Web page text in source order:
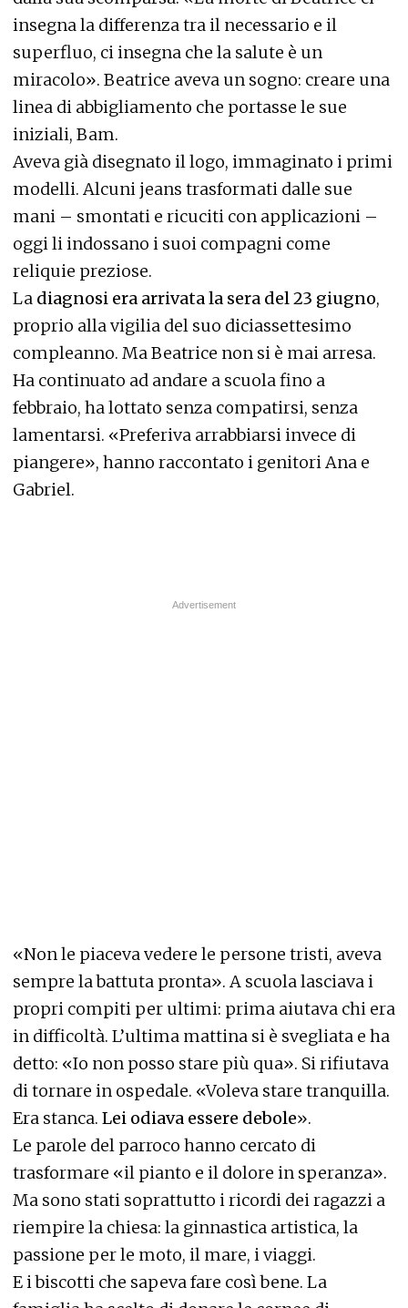
insegna la differenza tra il necessario e il
superfluo, ci insegna che la salute è un
miracolo». Beatrice aveva un sogno: creare una
linea di abbigliamento che portasse le sue
iniziali, Bam.
Aveva già disegnato il logo, immaginato i primi
modelli. Alcuni jeans trasformati dalle sue
mani – smontati e ricuciti con applicazioni –
oggi li indossano i suoi compagni come
reliquie preziose.
La diagnosi era arrivata la sera del 23 giugno,
proprio alla vigilia del suo diciassettesimo
compleanno. Ma Beatrice non si è mai arresa.
Ha continuato ad andare a scuola fino a
febbraio, ha lottato senza compatirsi, senza
lamentarsi. «Preferiva arrabbiarsi invece di
piangere», hanno raccontato i genitori Ana e
Gabriel.
«Non le piaceva vedere le persone tristi, aveva
sempre la battuta pronta». A scuola lasciava i
propri compiti per ultimi: prima aiutava chi era
in difficoltà. L’ultima mattina si è svegliata e ha
detto: «Io non posso stare più qua». Si rifiutava
di tornare in ospedale. «Voleva stare tranquilla.
Era stanca. Lei odiava essere debole».
Le parole del parroco hanno cercato di
trasformare «il pianto e il dolore in speranza».
Ma sono stati soprattutto i ricordi dei ragazzi a
riempire la chiesa: la ginnastica artistica, la
passione per le moto, il mare, i viaggi.
E i biscotti che sapeva fare così bene. La